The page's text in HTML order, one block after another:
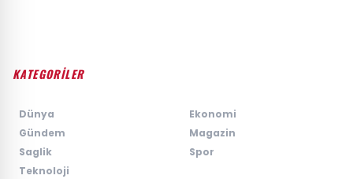
KATEGORİLER
Dünya
Ekonomi
Gündem
Magazin
Saglik
Spor
Teknoloji